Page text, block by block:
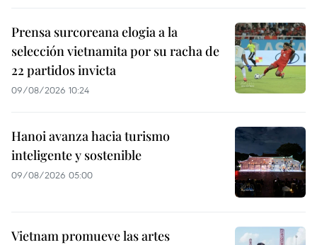
Prensa surcoreana elogia a la
selección vietnamita por su racha de
22 partidos invicta
09/08/2026 10:24
Hanoi avanza hacia turismo
inteligente y sostenible
09/08/2026 05:00
Vietnam promueve las artes